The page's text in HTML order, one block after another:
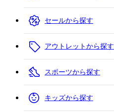
セールから探す
アウトレットから探す
スポーツから探す
キッズから探す